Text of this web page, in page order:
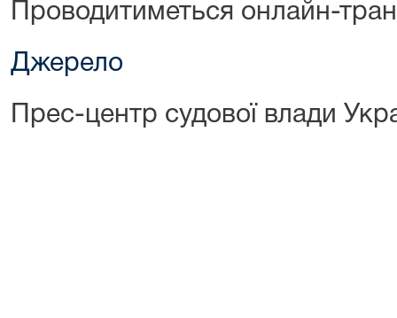
Проводитиметься онлайн-
Джерело
Прес-центр судової влади